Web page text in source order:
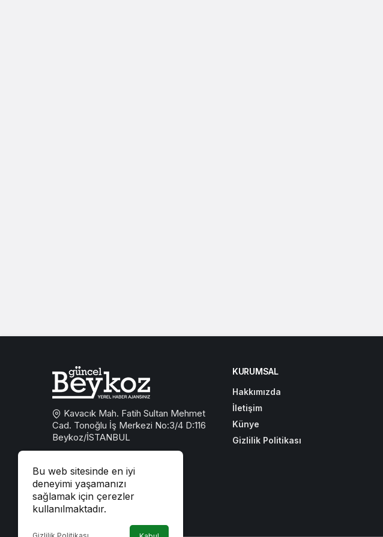
Bu web sitesinde en iyi
deneyimi yaşamanızı
sağlamak için çerezler
kullanılmaktadır.
Kavacık Mah. Fatih Sultan Mehmet
Cad. Tonoğlu İş Merkezi No:3/4 D:116
Beykoz/İSTANBUL
beykozguncel@gmail.com
iletisim@beykozguncel.com
KURUMSAL
Hakkımızda
İletişim
Künye
Gizlilik Politikası